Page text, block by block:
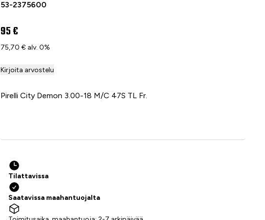
53-2375600
95 €
75,70 € alv. 0%
Kirjoita arvostelu
Pirelli City Demon 3.00-18 M/C 47S TL Fr.
Tilattavissa
Saatavissa maahantuojalta